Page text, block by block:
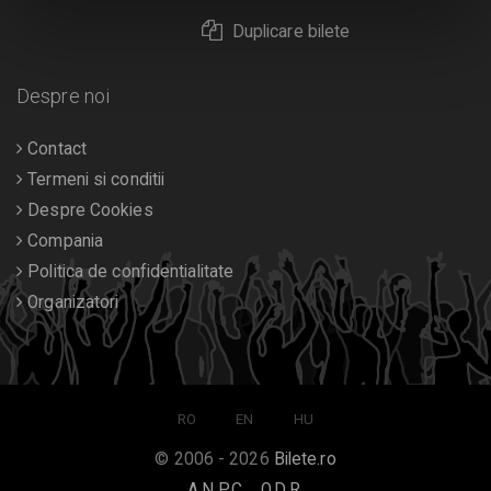
Duplicare bilete
Despre noi
Contact
Termeni si conditii
Despre Cookies
Compania
Politica de confidentialitate
Organizatori
RO EN HU
© 2006 - 2026 Bilete.ro